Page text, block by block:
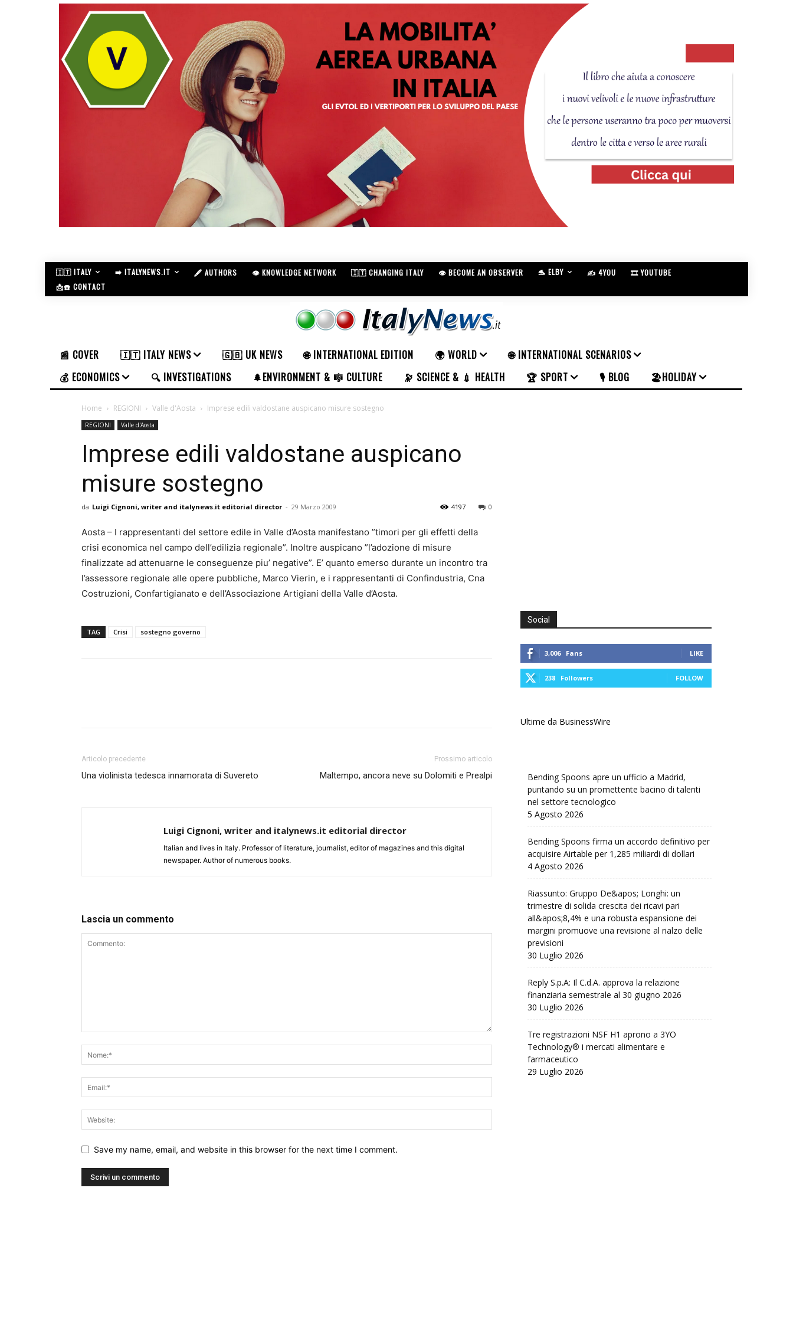
🇮🇹 ITALY ➡️ ITALYNEWS.IT 🖋️ AUTHORS 👁️ KNOWLEDGE NETWORK 🇮🇹 CHANGING ITALY 👁️ BECOME AN OBSERVER 🐬 ELBY ✍️ 4YOU
🎞️ YOUTUBE
📩☎️ CONTACT
📰 COVER 🇮🇹 ITALY NEWS 🇬🇧 UK NEWS 🌐 INTERNATIONAL EDITION 🌍 WORLD
🌐 INTERNATIONAL SCENARIOS
💰 ECONOMICS
🔍 INVESTIGATIONS 🌲ENVIRONMENT & 🎼 CULTURE 🔭 SCIENCE & 💉 HEALTH 🏆 SPORT 🎙️ BLOG 🏖️HOLIDAY
Home REGIONI Valle d'Aosta Imprese edili valdostane auspicano misure sostegno
REGIONI Valle d'Aosta
Imprese edili valdostane auspicano
misure sostegno
da Luigi Cignoni, writer and italynews.it editorial director - 29 Marzo 2009 0
4197
Aosta – I rappresentanti del settore edile in Valle d’Aosta manifestano ”timori per gli effetti della
crisi economica nel campo dell’edilizia regionale”. Inoltre auspicano ”l’adozione di misure
finalizzate ad attenuarne le conseguenze piu’ negative”. E’ quanto emerso durante un incontro tra
l’assessore regionale alle opere pubbliche, Marco Vierin, e i rappresentanti di Confindustria, Cna
Costruzioni, Confartigianato e dell’Associazione Artigiani della Valle d’Aosta.
TAG Crisi sostegno governo
Articolo precedente
Una violinista tedesca innamorata di Suvereto
Prossimo articolo
Maltempo, ancora neve su Dolomiti e Prealpi
Luigi Cignoni, writer and italynews.it editorial director
Italian and lives in Italy. Professor of literature, journalist, editor of magazines and this digital
newspaper. Author of numerous books.
Lascia un commento
Save my name, email, and website in this browser for the next time I comment.
Social
3,006 Fans LIKE
238 Followers FOLLOW
Ultime da BusinessWire
Bending Spoons apre un ufficio a Madrid,
puntando su un promettente bacino di talenti
nel settore tecnologico
5 Agosto 2026
Bending Spoons firma un accordo definitivo per
acquisire Airtable per 1,285 miliardi di dollari
4 Agosto 2026
Riassunto: Gruppo De&apos; Longhi: un
trimestre di solida crescita dei ricavi pari
all&apos;8,4% e una robusta espansione dei
margini promuove una revisione al rialzo delle
previsioni
30 Luglio 2026
Reply S.p.A: Il C.d.A. approva la relazione
finanziaria semestrale al 30 giugno 2026
30 Luglio 2026
Tre registrazioni NSF H1 aprono a 3YO
Technology® i mercati alimentare e
farmaceutico
29 Luglio 2026